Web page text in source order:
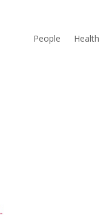
People Health